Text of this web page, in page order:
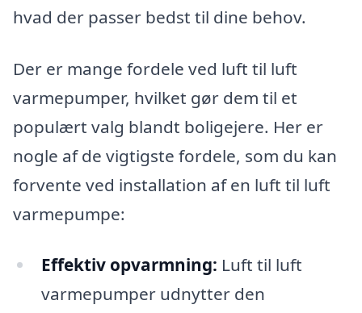
hvad der passer bedst til dine behov.
Der er mange fordele ved luft til luft
varmepumper, hvilket gør dem til et
populært valg blandt boligejere. Her er
nogle af de vigtigste fordele, som du kan
forvente ved installation af en luft til luft
varmepumpe:
Effektiv opvarmning: Luft til luft
varmepumper udnytter den